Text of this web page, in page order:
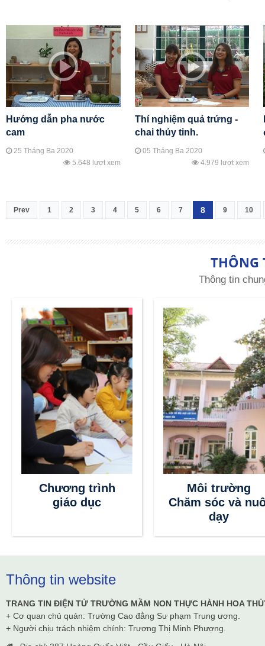
Hướng dẫn pha nước
cam
25 Tháng Ba 2020
5.648 lượt xem
Thí nghiệm quả trứng -
chai thủy tinh.
05 Tháng Ba 2020
4.979 lượt xem
Prev 1 2 3 4 5 6 7 8 9 10
THÔNG
Thông tin
Chương trình
giáo dục
Môi trường
Chăm sóc và
dạy
Thông tin website
TRANG TIN ĐIỆN TỬ TRƯỜNG MẦM NON THỰC HÀNH HOA
+ Cơ quan chủ quản: Trường Cao đẳng Sư phạm Trung ương.
+ Người chịu trách nhiệm chính: Trương Thị Minh Phượng.